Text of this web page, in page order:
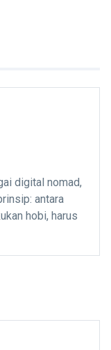
digital nomad,
antara
hobi, harus